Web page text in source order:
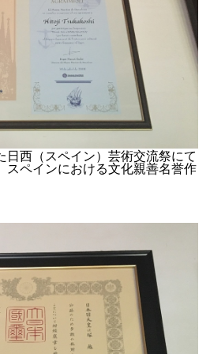
日西（スペイン）芸術交流祭にて
スペインにおける文化親善名誉作